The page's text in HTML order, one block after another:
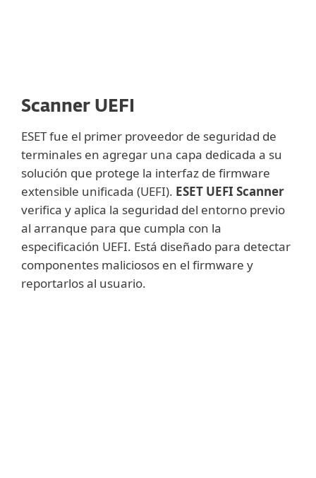
Scanner UEFI
ESET fue el primer proveedor de seguridad de
terminales en agregar una capa dedicada a su
solución que protege la interfaz de firmware
extensible unificada (UEFI). ESET UEFI Scanner
verifica y aplica la seguridad del entorno previo
al arranque para que cumpla con la
especificación UEFI. Está diseñado para detectar
componentes maliciosos en el firmware y
reportarlos al usuario.